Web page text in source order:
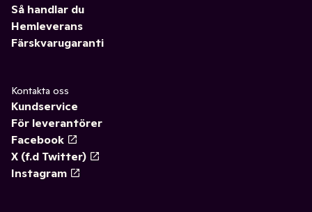
Så handlar du
Hemleverans
Färskvarugaranti
Kontakta oss
Kundservice
För leverantörer
Facebook
X (f.d Twitter)
Instagram